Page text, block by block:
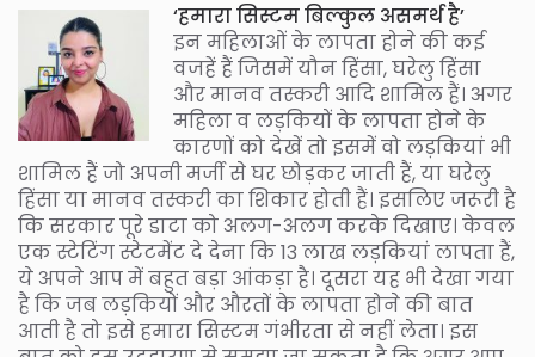
‘हमारा सिस्टम बिल्कुल असमर्थ है’
इन महिलाओं के लापता होने की कई
वजहें हैं जिसमें यौन हिंसा, घरेलु हिंसा
और मानव तस्करी आदि शामिल हैं। अगर
महिला व लड़कियों के लापता होने के
कारणों को देखें तो इसमें वो लड़कियां भी
शामिल हैं जो अपनी मर्जी से घर छोड़कर जाती हैं, या घरेलु
हिंसा या मानव तस्करी का शिकार होती हैं। इसलिए जरूरी है
कि सरकार पूरे डाटा को अलग-अलग करके दिखाए। केवल
एक स्टेटिंग स्टेटमेंट दे देना कि 13 लाख लड़कियां लापता हैं,
ये अपने आप में बहुत बड़ा आंकड़ा है। दूसरा यह भी देखा गया
है कि जब लड़कियों और औरतों के लापता होने की बात
आती है तो इसे हमारा सिस्टम गंभीरता से नहीं लेता। इस